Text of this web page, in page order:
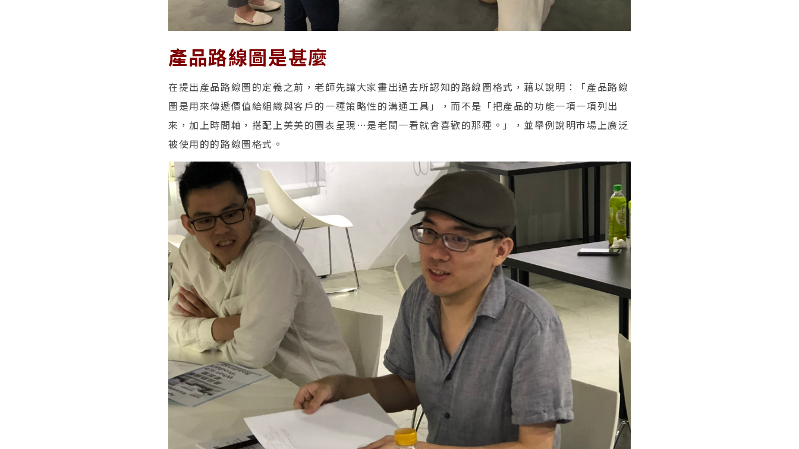
產品路線圖是甚麼
在提出產品路線圖的定義之前，老師先讓大家畫出過去所認知的路線圖格式，藉以說明：「產品路線
圖是用來傳遞價值給組織與客戶的一種策略性的溝通工具」，而不是「把產品的功能一項一項列出
來，加上時間軸，搭配上美美的圖表呈現…是老闆一看就會喜歡的那種。」，並舉例說明市場上廣泛
被使用的的路線圖格式。